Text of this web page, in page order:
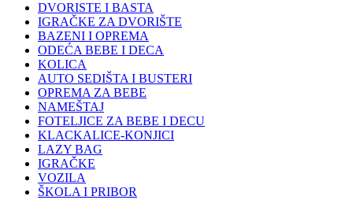
DVORISTE I BASTA
IGRAČKE ZA DVORIŠTE
BAZENI I OPREMA
ODEĆA BEBE I DECA
KOLICA
AUTO SEDIŠTA I BUSTERI
OPREMA ZA BEBE
NAMEŠTAJ
FOTELJICE ZA BEBE I DECU
KLACKALICE-KONJICI
LAZY BAG
IGRAČKE
VOZILA
ŠKOLA I PRIBOR